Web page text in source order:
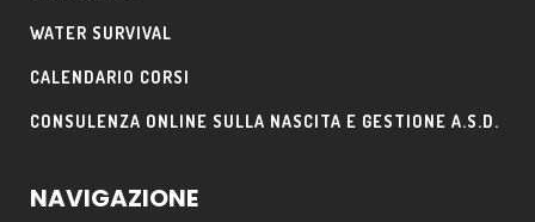
WATER SURVIVAL
CALENDARIO CORSI
CONSULENZA ONLINE SULLA NASCITA E GESTIONE A.S.D.
NAVIGAZIONE